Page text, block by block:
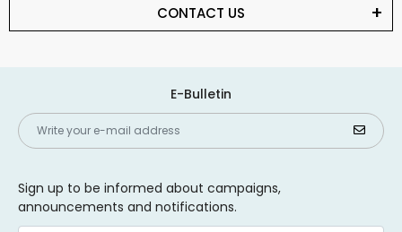
CONTACT US
E-Bulletin
Sign up to be informed about campaigns,
announcements and notifications.